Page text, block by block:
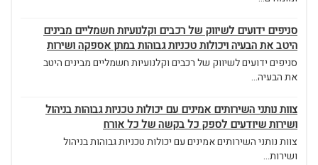
סניפים ידועים לשיווק של רכבים וקלנועיות חשמליים מבינים
היטב את הבעיה ויכולות טכניות גבוהות במתן אספקה ושירות
סניפים ידועים לשיווק של רכבים וקלנועיות חשמליים מבינים היטב
את הבעיה...
צוות נותני השירותים אמינים עם יכולות טכניות גבוהות בניהול
ושירות שיודעים לספק כל בקשה של כל אורח
צוות נותני השירותים אמינים עם יכולות טכניות גבוהות בניהול
ושירות...